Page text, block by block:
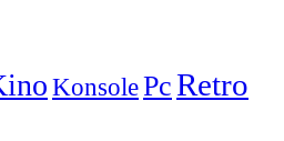
KonsolePcRetro